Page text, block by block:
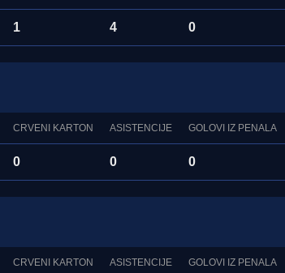
1 4 0
CRVENI KARTON ASISTENCIJE GOLOVI IZ PENALA
0 0 0
CRVENI KARTON ASISTENCIJE GOLOVI IZ PENALA